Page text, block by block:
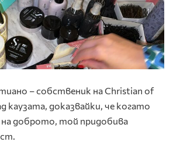
– собственик на Christian of
каузата, доказвайки, че когато
на доброто, той придобива